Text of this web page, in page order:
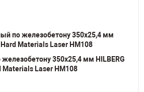
350х25,4 мм HILBERG
Materials Laser HM108